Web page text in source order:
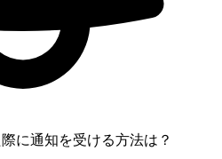
に通知を受ける方法は？